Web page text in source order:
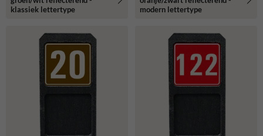
klassiek lettertype
modern lettertype